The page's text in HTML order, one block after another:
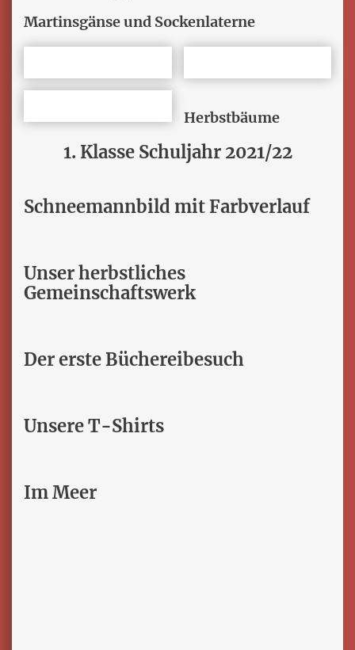
Martinsgänse und Sockenlaterne
Herbstbäume
1. Klasse Schuljahr 2021/22
Schneemannbild mit Farbverlauf
Unser herbstliches
Gemeinschaftswerk
Der erste Büchereibesuch
Unsere T-Shirts
Im Meer